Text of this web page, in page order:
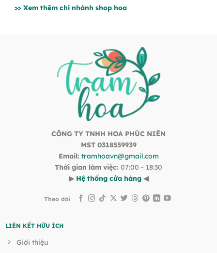
>> Xem thêm chi nhánh shop hoa
CÔNG TY TNHH HOA PHÚC NIÊN
MST 0318559939
Email: tramhoavn@gmail.com
Thời gian làm việc: 07:00 - 18:30
▶ Hệ thống cửa hàng ◀
Theo dõi
LIÊN KẾT HỮU ÍCH
Giới thiệu